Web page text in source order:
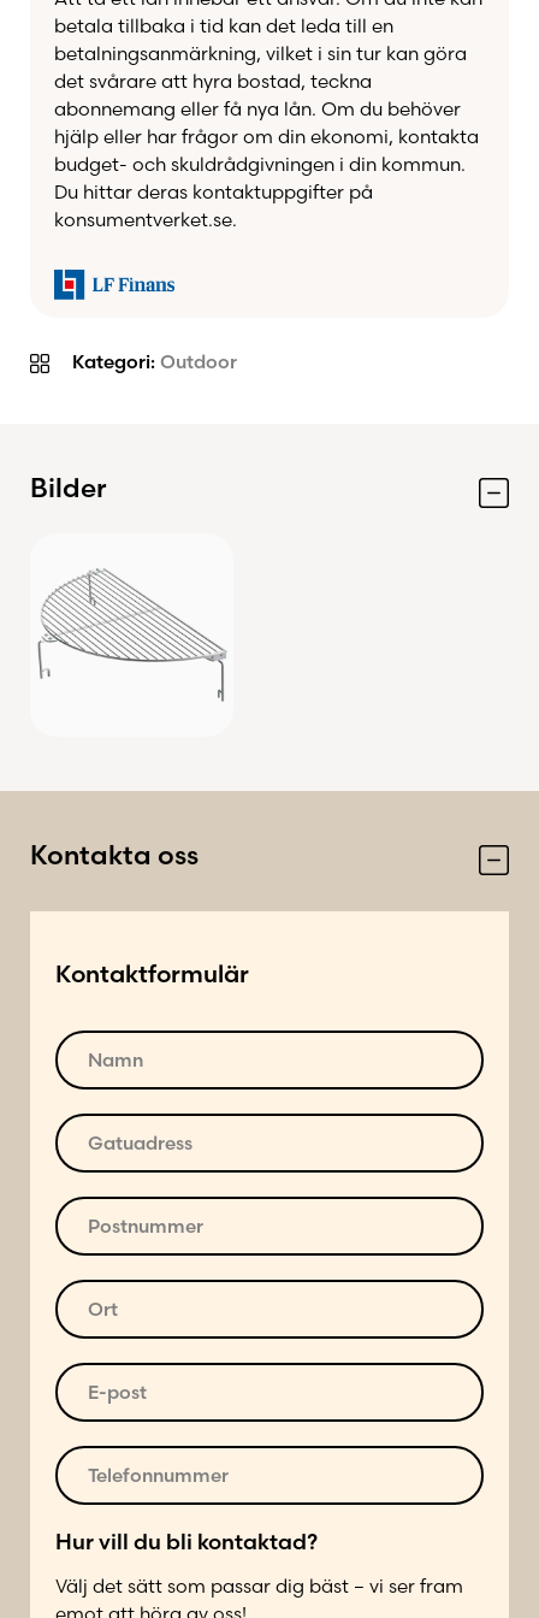
Ett utmärkt komplement till LUN 60
Specifikationer
Egenskap
Värde
Höjd
9 cm
Bredd
29 cm
Vikt
Kategori: Outdoor
betala tillbaka i tid kan det leda till en
betalningsanmärkning, vilket i sin tur kan göra
det svårare att hyra bostad, teckna
abonnemang eller få nya lån. Om du behöver
hjälp eller har frågor om din ekonomi, kontakta
budget- och skuldrådgivningen i din kommun.
Du hittar deras kontaktuppgifter på
konsumentverket.se.
Bilder
Kontakta oss
Kontaktformulär
N
a
n
*
G
a
u
a
r
e
s
*
P
o
t
n
m
m
r
*
O
r
*
E
-
o
s
*
T
e
e
o
Hur vill du bli kontaktad?
Välj det sätt som passar dig bäst – vi ser fram